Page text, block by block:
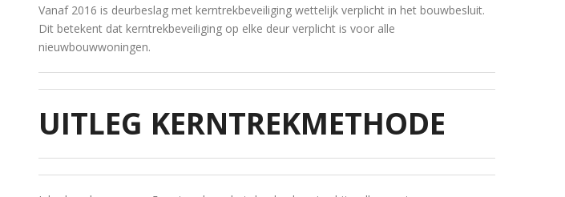
Vanaf 2016 is deurbeslag met kerntrekbeveiliging wettelijk verplicht in het bouwbesluit.
Dit betekent dat kerntrekbeveiliging op elke deur verplicht is voor alle
nieuwbouwwoningen.
UITLEG KERNTREKMETHODE